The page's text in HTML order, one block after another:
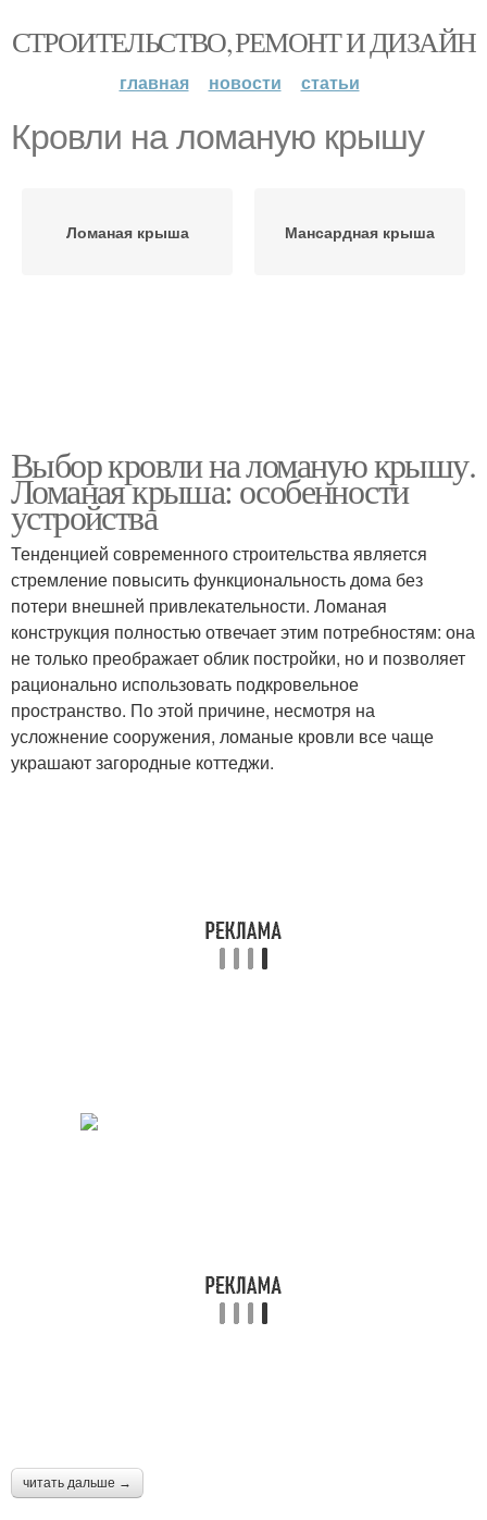
СТРОИТЕЛЬСТВО, РЕМОНТ И ДИЗАЙН
главная новости статьи
Кровли на ломаную крышу
Ломаная крыша Мансардная крыша
Выбор кровли на ломаную крышу.
Ломаная крыша: особенности
устройства
Тенденцией современного строительства является
стремление повысить функциональность дома без
потери внешней привлекательности. Ломаная
конструкция полностью отвечает этим потребностям: она
не только преображает облик постройки, но и позволяет
рационально использовать подкровельное
пространство. По этой причине, несмотря на
усложнение сооружения, ломаные кровли все чаще
украшают загородные коттеджи.
читать дальше →